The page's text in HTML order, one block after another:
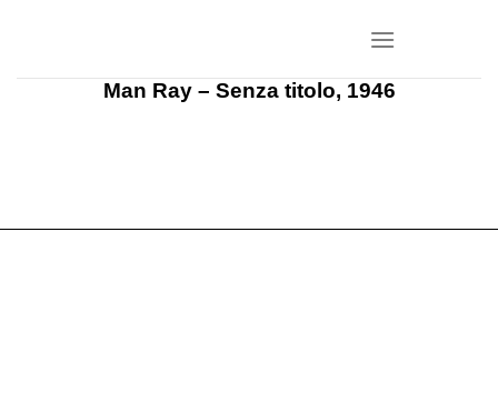
Man Ray – Senza titolo, 1946